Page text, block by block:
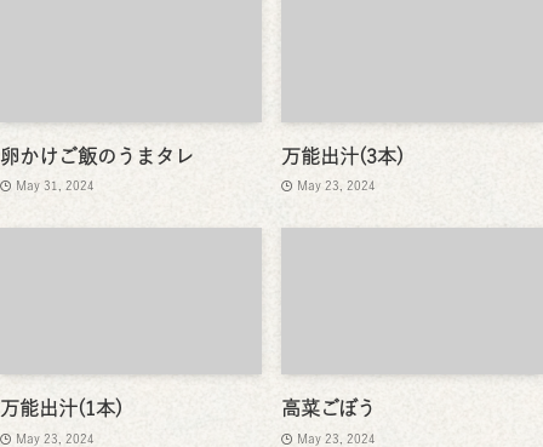
卵かけご飯のうまタレ
May 31, 2024
万能出汁(3本)
May 23, 2024
万能出汁(1本)
May 23, 2024
高菜ごぼう
May 23, 2024